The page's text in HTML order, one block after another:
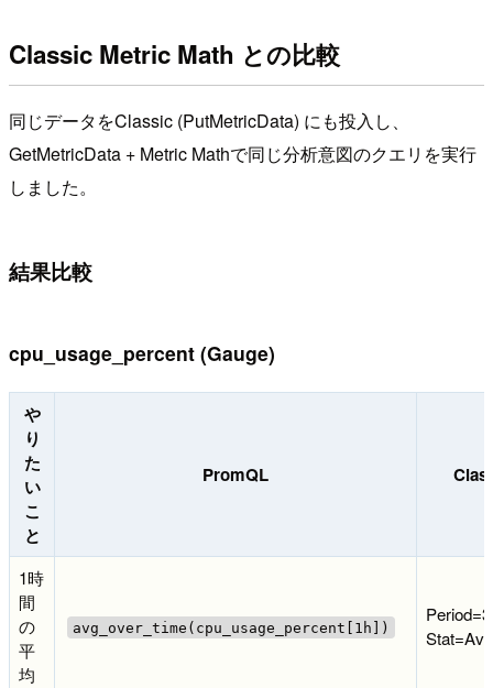
Classic Metric Math との比較
同じデータをClassic (PutMetricData) にも投入し、
GetMetricData + Metric Mathで同じ分析意図のクエリを実行
しました。
結果比較
cpu_usage_percent (Gauge)
や
り
た
い
こ
と
PromQL
1時
間
の
平
均
avg_over_time(cpu_usage_percent[1h])